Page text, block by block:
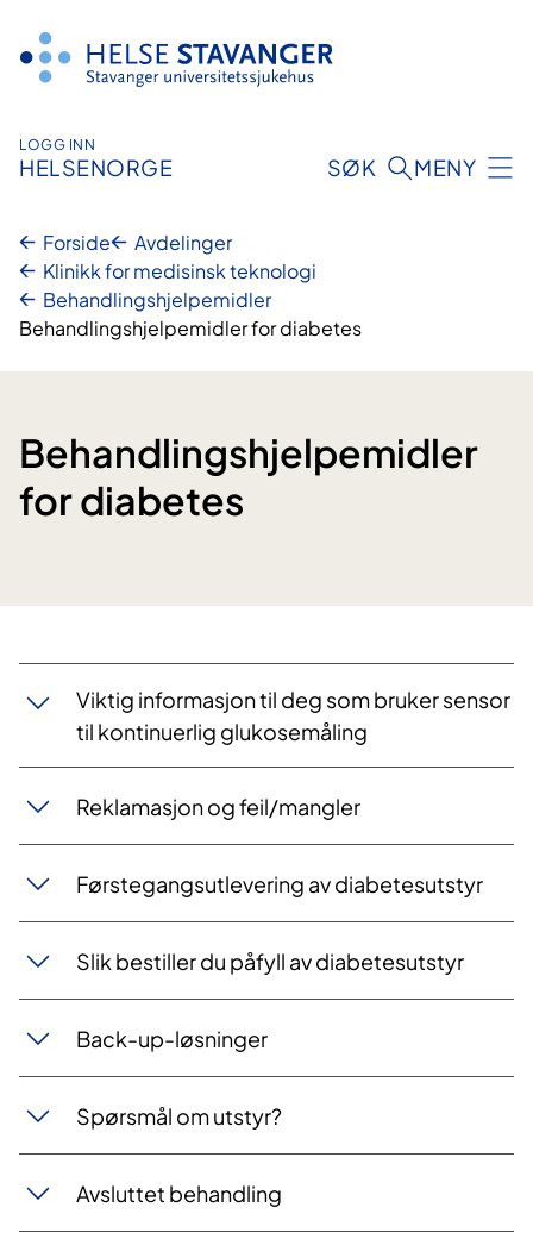
innhold
LOGG INN
HELSENORGE SØK MENY
Forside
Avdelinger
Klinikk for medisinsk teknologi
Behandlingshjelpemidler
Behandlingshjelpemidler for diabetes
Behandlingshjelpemidler
for diabetes
Viktig informasjon til deg som bruker sensor
til kontinuerlig glukosemåling
Reklamasjon og feil/mangler
Førstegangsutlevering av diabetesutstyr
Slik bestiller du påfyll av diabetesutstyr
Back-up-løsninger
Spørsmål om utstyr?
Avsluttet behandling